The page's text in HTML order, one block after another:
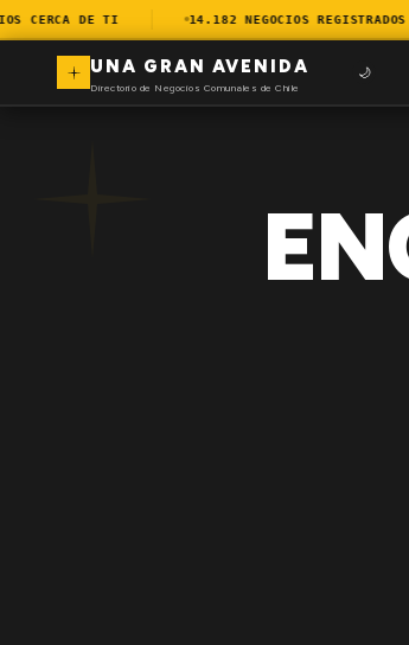
CERCA DE TI 14.182 NEGOCIOS REGISTRADOS
UNA GRAN AVENIDA
Directorio de Negocios Comunales de Chile
🌙